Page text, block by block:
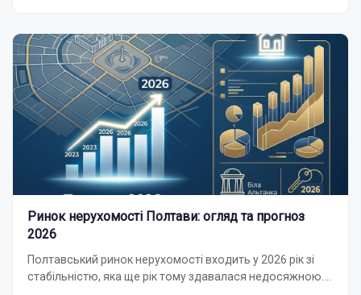
Ринок нерухомості Полтави: огляд та прогноз
2026
Полтавський ринок нерухомості входить у 2026 рік зі
стабільністю, яка ще рік тому здавалася недосяжною.